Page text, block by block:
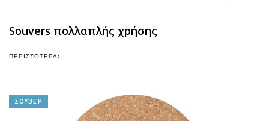
Souvers πολλαπλής χρήσης
ΠΕΡΙΣΣΌΤΕΡΑ
ΣΟΥΒΕΡ